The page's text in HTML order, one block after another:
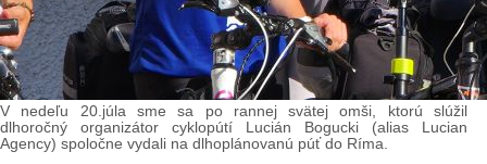
V nedeľu 20.júla sme sa po rannej svätej omši, ktorú slúžil
dlhoročný organizátor cyklopútí Lucián Bogucki (alias Lucian
Agency) spoločne vydali na dlhoplánovanú púť do Ríma.